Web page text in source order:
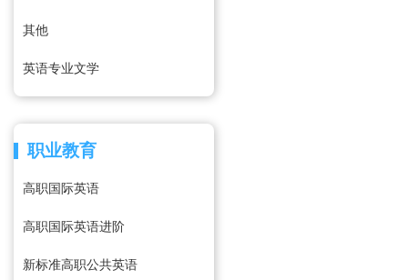
其他
英语专业文学
职业教育
高职国际英语
高职国际英语进阶
新标准高职公共英语